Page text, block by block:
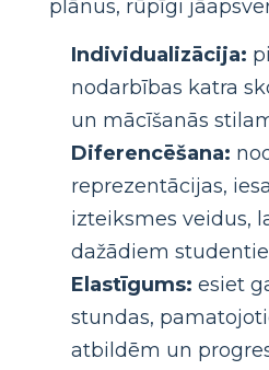
plānus, rūpīgi
Individualizācija:
nodarbības katra
un mācīšanās
Diferencēšana:
reprezentācijas,
izteiksmes veidus,
dažādiem
Elastīgums: esiet
stundas,
atbildēm un